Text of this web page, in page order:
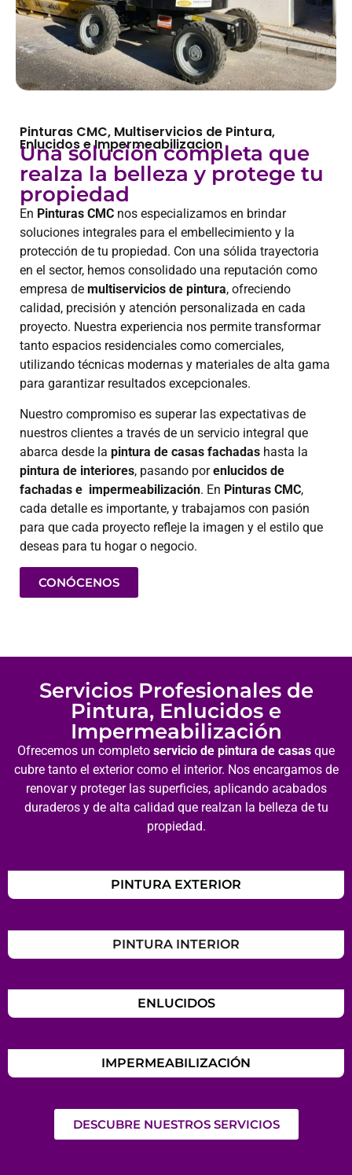
Pinturas CMC, Multiservicios de Pintura,
Enlucidos e Impermeabilizacion
Una solución completa que
realza la belleza y protege tu
propiedad
En Pinturas CMC nos especializamos en brindar
soluciones integrales para el embellecimiento y la
protección de tu propiedad. Con una sólida trayectoria
en el sector, hemos consolidado una reputación como
empresa de multiservicios de pintura, ofreciendo
calidad, precisión y atención personalizada en cada
proyecto. Nuestra experiencia nos permite transformar
tanto espacios residenciales como comerciales,
utilizando técnicas modernas y materiales de alta gama
para garantizar resultados excepcionales.
Nuestro compromiso es superar las expectativas de
nuestros clientes a través de un servicio integral que
abarca desde la pintura de casas fachadas hasta la
pintura de interiores, pasando porenlucidos de
fachadas e impermeabilización. En Pinturas CMC,
cada detalle es importante, y trabajamos con pasión
para que cada proyecto refleje la imagen y el estilo que
deseas para tu hogar o negocio.
CONÓCENOS
Servicios Profesionales de
Pintura, Enlucidos e
Impermeabilización
Ofrecemos un completo servicio de pintura de casas que
cubre tanto el exterior como el interior. Nos encargamos de
renovar y proteger las superficies, aplicando acabados
duraderos y de alta calidad que realzan la belleza de tu
propiedad.
PINTURA EXTERIOR
PINTURA INTERIOR
ENLUCIDOS
IMPERMEABILIZACIÓN
DESCUBRE NUESTROS SERVICIOS